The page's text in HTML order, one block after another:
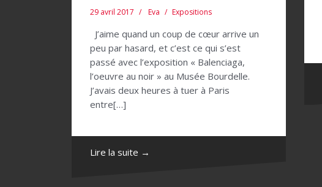
29 avril 2017 Eva Expositions
J’aime quand un coup de cœur arrive un
peu par hasard, et c’est ce qui s’est
passé avec l’exposition « Balenciaga,
l’oeuvre au noir » au Musée Bourdelle.
J’avais deux heures à tuer à Paris
entre[…]
Lire la suite →